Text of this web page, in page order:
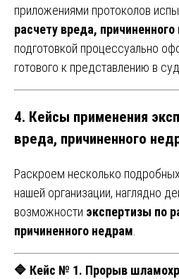
приложениями протоколов
расчету вреда,
подготовкой процессуально
готового к представлению в
4. Кейсы применения
вреда, причиненного
Раскроем несколько
нашей организации, наглядно
возможности экспертизы по
причиненного недрам.
🔷 Кейс № 1. Прорыв